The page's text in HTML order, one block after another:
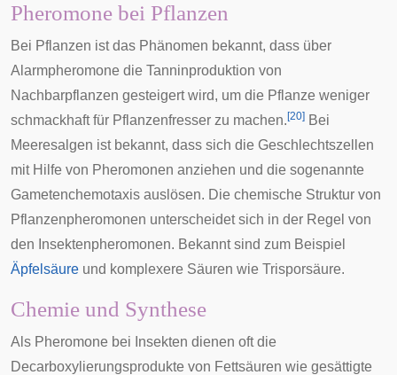
Pheromone bei Pflanzen
Bei Pflanzen ist das Phänomen bekannt, dass über
Alarmpheromone die Tanninproduktion von
Nachbarpflanzen gesteigert wird, um die Pflanze weniger
schmackhaft für Pflanzenfresser zu machen. [20] Bei
Meeresalgen ist bekannt, dass sich die Geschlechtszellen
mit Hilfe von Pheromonen anziehen und die sogenannte
Gametenchemotaxis auslösen. Die chemische Struktur von
Pflanzenpheromonen unterscheidet sich in der Regel von
den Insektenpheromonen. Bekannt sind zum Beispiel
Äpfelsäure und komplexere Säuren wie Trisporsäure.
Chemie und Synthese
Als Pheromone bei Insekten dienen oft die
Decarboxylierungsprodukte von Fettsäuren wie gesättigte